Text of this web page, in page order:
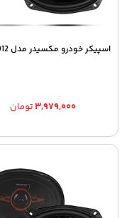
اسپیکر خودرو مکسیدر مدل pl6912
۳,۹۷۹,۰۰۰تومان